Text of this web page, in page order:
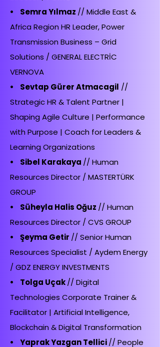
• Semra Yılmaz // Middle East &
Africa Region HR Leader, Power
Transmission Business – Grid
Solutions / GENERAL ELECTRİC
VERNOVA
• Sevtap Gürer Atmacagil //
Strategic HR & Talent Partner |
Shaping Agile Culture | Performance
with Purpose | Coach for Leaders &
Learning Organizations
• Sibel Karakaya // Human
Resources Director / MASTERTÜRK
GROUP
• Süheyla Halis Oğuz // Human
Resources Director / CVS GROUP
• Şeyma Getir // Senior Human
Resources Specialist / Aydem Energy
/ GDZ ENERGY INVESTMENTS
• Tolga Uçak// Digital
Technologies Corporate Trainer &
Facilitator | Artificial Intelligence,
Blockchain & Digital Transformation
• Yaprak Yazgan Tellici// People